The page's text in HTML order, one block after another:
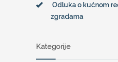
Odluka o kućnom
zgradama
Kategorije